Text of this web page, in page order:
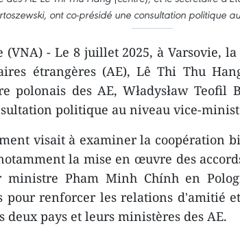
ont co-présidé une consultation politique
(VNA) - Le 8 juillet 2025, à Varsovie,
étrangères (AE), Lê Thi Thu
polonais des AE, Władysław Teofil
politique au niveau vice-
visait à examiner la coopération
la mise en œuvre des
ministre Pham Minh Chính en
pour renforcer les relations d'amitié
deux pays et leurs ministères des AE.